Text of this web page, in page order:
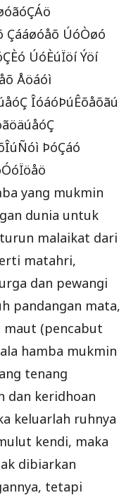
Çááøóåõ ÚóÒøó
ÚóÈúÏöí Ýöí
Åöáóì
ÎóáóÞúÊõåõãú
ÞóÇáó
yang mukmin
dunia untuk
malaikat dari
matahri,
dan pewangi
pandangan mata,
maut (pencabut
hamba mukmin
tenang
dan keridhoan
keluarlah ruhnya
kendi, maka
dibiarkan
tetapi